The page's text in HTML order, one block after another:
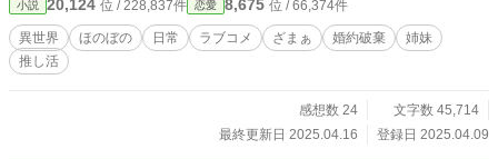
小説 20,124 位 / 228,837件 恋愛 8,675 位 / 66,374件
異世界 ほのぼの 日常 ラブコメ ざまぁ 婚約破棄
姉妹
推し活
感想数 24
文字数 45,714
最終更新日 2025.04.16
登録日 2025.04.09